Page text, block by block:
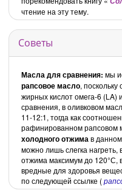
чтение на эту тему.
Советы
Масла для сравнения: мы
рапсовое масло,
жирных кислот омега-6 (LA)
сравнения, в оливковом
11-12:1, тогда как
рафинированном рапсовом
холодного отжимав
можно лишь слегка нагреть,
отжима максимум до 120°С,
вредные для здоровья
по следующей ссылке (